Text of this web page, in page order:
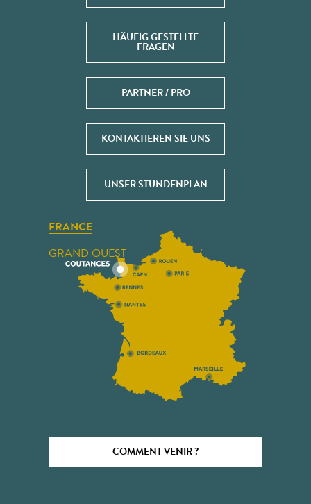
HÄUFIG GESTELLTE
FRAGEN
PARTNER / PRO
KONTAKTIEREN SIE UNS
UNSER STUNDENPLAN
FRANCE
GRAND OUEST
COMMENT VENIR ?